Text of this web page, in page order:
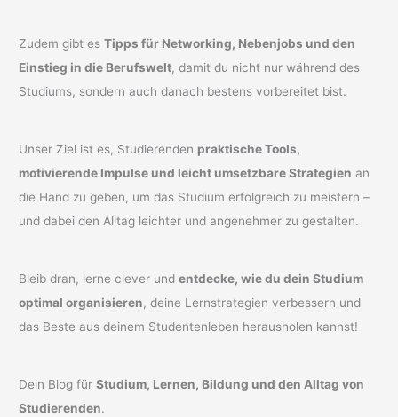
Zudem gibt esTipps für Networking, Nebenjobs und den
Einstieg in die Berufswelt, damit du nicht nur während des
Studiums, sondern auch danach bestens vorbereitet bist.
Unser Ziel ist es, Studierenden praktische Tools,
motivierende Impulse und leicht umsetzbare Strategien an
die Hand zu geben, um das Studium erfolgreich zu meistern –
und dabei den Alltag leichter und angenehmer zu gestalten.
Bleib dran, lerne clever undentdecke, wie du dein Studium
optimal organisieren, deine Lernstrategien verbessern und
das Beste aus deinem Studentenleben herausholen kannst!
Dein Blog fürStudium, Lernen, Bildung und den Alltag von
Studierenden.